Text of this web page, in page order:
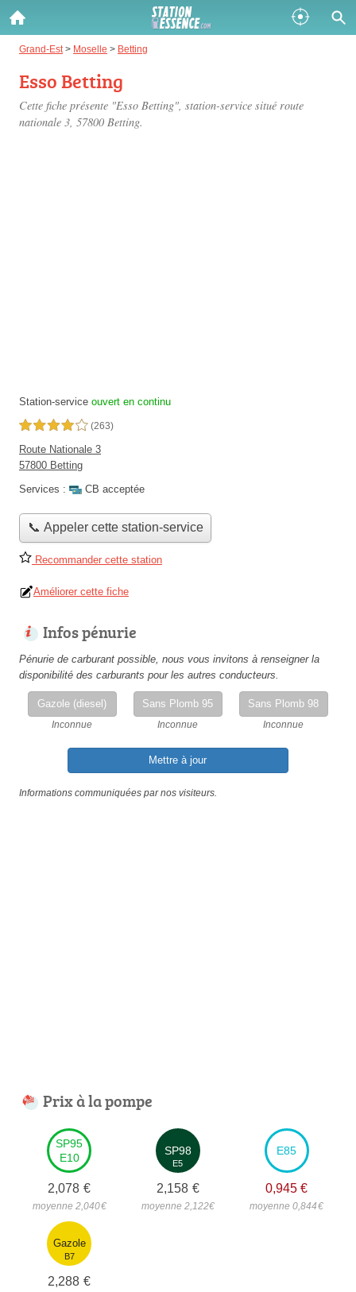
Grand-Est > Moselle > Betting
Esso Betting
Cette fiche présente "Esso Betting", station-service situé route
nationale 3, 57800 Betting.
Station-service ouvert en continu
4,0 étoiles sur 5 (263)
Route Nationale 3
57800 Betting
Services :
CB acceptée
📞 Appeler cette station-service
Recommander cette station
Améliorer cette fiche
Infos pénurie
Pénurie de carburant possible, nous vous invitons à renseigner la
disponibilité des carburants pour les autres conducteurs.
Gazole (diesel)
Inconnue
Sans Plomb 95
Inconnue
Sans Plomb 98
Inconnue
Mettre à jour
Informations communiquées par nos visiteurs.
Prix à la pompe
SP95
E10
2,078 €
moyenne 2,040€
SP98
E5
2,158 €
moyenne 2,122€
E85
0,945 €
moyenne 0,844€
Gazole
B7
2,288 €
Gazole :
Disponible
SP 98 :